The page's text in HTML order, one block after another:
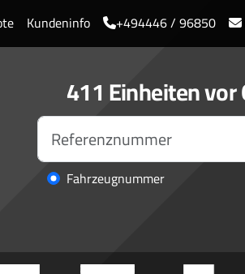
Kundeninfo +494446 / 96850
411 Einheiten
Fahrzeugnummer